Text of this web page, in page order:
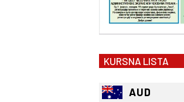
KURSNA LISTA
AUD